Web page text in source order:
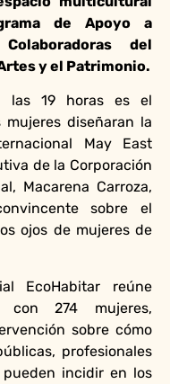
de Apoyo a
del
y el Patrimonio.
las 19 horas es el
mujeres diseñaran la
May East
de la Corporación
Macarena Carroza,
sobre el
ojos de mujeres de
EcoHabitar reúne
con 274 mujeres,
sobre cómo
profesionales
incidir en los